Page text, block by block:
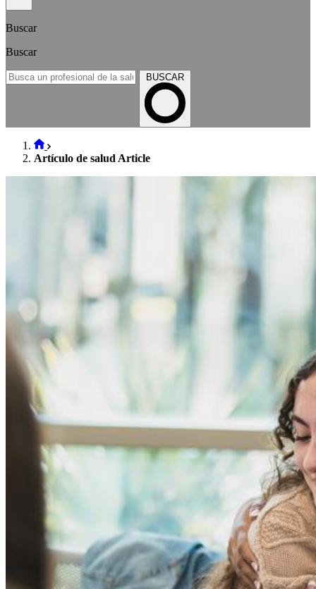
Buscar
Buscar
BUSCAR
Artículo de salud Article